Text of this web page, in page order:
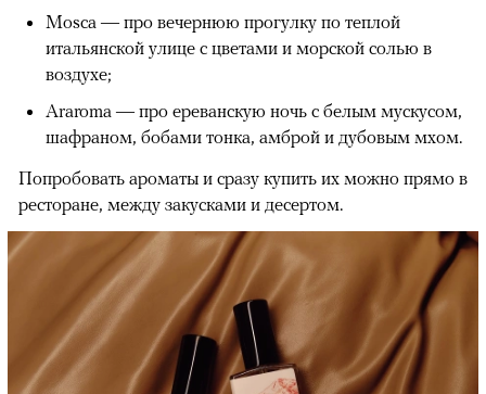
Mosca — про вечернюю прогулку по теплой
итальянской улице с цветами и морской солью в
воздухе;
Araroma — про ереванскую ночь с белым мускусом,
шафраном, бобами тонка, амброй и дубовым мхом.
Попробовать ароматы и сразу купить их можно прямо в
ресторане, между закусками и десертом.